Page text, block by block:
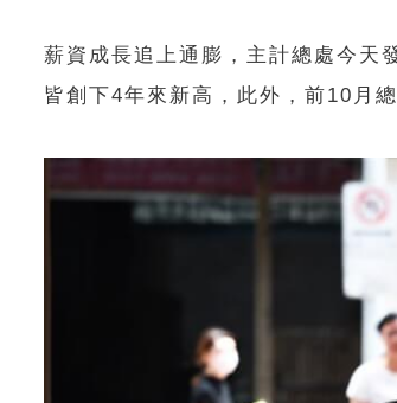
薪資成長追上通膨，主計總處今天
皆創下4年來新高，此外，前10月